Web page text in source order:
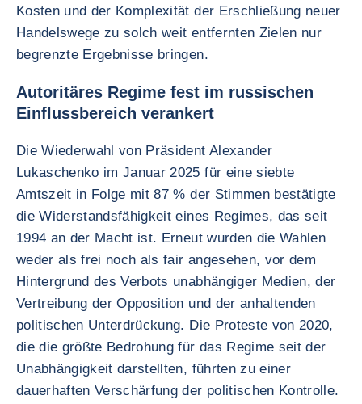
Kosten und der Komplexität der Erschließung neuer
Handelswege zu solch weit entfernten Zielen nur
begrenzte Ergebnisse bringen.
Autoritäres Regime fest im russischen
Einflussbereich verankert
Die Wiederwahl von Präsident Alexander
Lukaschenko im Januar 2025 für eine siebte
Amtszeit in Folge mit 87 % der Stimmen bestätigte
die Widerstandsfähigkeit eines Regimes, das seit
1994 an der Macht ist. Erneut wurden die Wahlen
weder als frei noch als fair angesehen, vor dem
Hintergrund des Verbots unabhängiger Medien, der
Vertreibung der Opposition und der anhaltenden
politischen Unterdrückung. Die Proteste von 2020,
die die größte Bedrohung für das Regime seit der
Unabhängigkeit darstellten, führten zu einer
dauerhaften Verschärfung der politischen Kontrolle.